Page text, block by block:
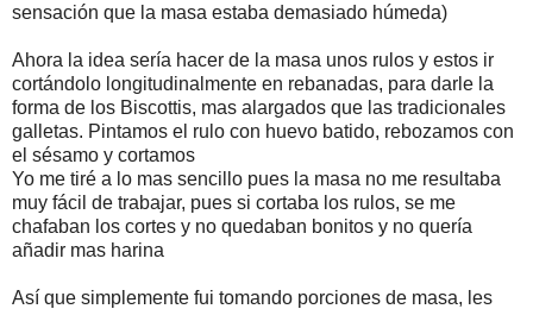
sensación que la masa estaba demasiado húmeda)
Ahora la idea sería hacer de la masa unos rulos y estos ir
cortándolo longitudinalmente en rebanadas, para darle la
forma de los Biscottis, mas alargados que las tradicionales
galletas. Pintamos el rulo con huevo batido, rebozamos con
el sésamo y cortamos
Yo me tiré a lo mas sencillo pues la masa no me resultaba
muy fácil de trabajar, pues si cortaba los rulos, se me
chafaban los cortes y no quedaban bonitos y no quería
añadir mas harina
Así que simplemente fui tomando porciones de masa, les